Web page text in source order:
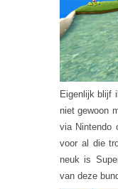
Eigenlijk blijf
niet gewoon
via Nintendo
voor al die
neuk is
van deze